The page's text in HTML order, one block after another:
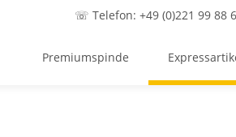
☏ Telefon: +49 (0)221 99 88
Premiumspinde